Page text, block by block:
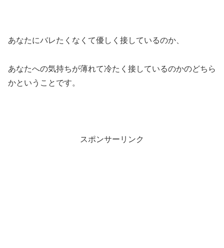
あなたにバレたくなくて優しく接しているのか、
あなたへの気持ちが薄れて冷たく接しているのかのどちら
かということです。
スポンサーリンク